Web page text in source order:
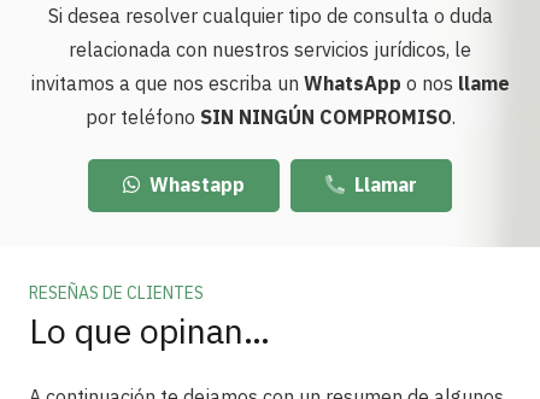
Si desea resolver cualquier tipo de consulta o duda
relacionada con nuestros servicios jurídicos, le
invitamos a que nos escriba un WhatsApp o nos llame
por teléfono SIN NINGÚN COMPROMISO.
Whastapp Llamar
RESEÑAS DE CLIENTES
Lo que opinan…